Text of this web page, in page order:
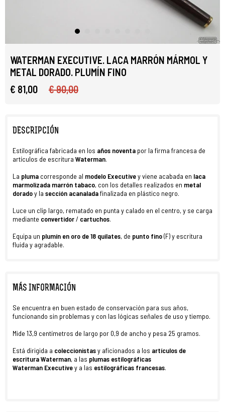
WATERMAN EXECUTIVE. LACA MARRÓN MÁRMOL Y
METAL DORADO. PLUMÍN FINO
€ 81,00
€ 90,00
DESCRIPCIÓN
Estilográfica fabricada en los años noventa por la firma francesa de
artículos de escritura Waterman.
La pluma corresponde al modelo Executivey viene acabada en laca
marmolizada marrón tabaco, con los detalles realizados en metal
doradoy la sección acanaladafinalizada en plástico negro.
Luce un clip largo, rematado en punta y calado en el centro, y se carga
mediante convertidor/ cartuchos.
Equipa un plumín en oro de 18 quilates, de punto fino(F) y escritura
fluida y agradable.
MÁS INFORMACIÓN
Se encuentra en buen estado de conservación para sus años,
funcionando sin problemas y con las lógicas señales de uso y tiempo.
Mide 13,9 centímetros de largo por 0,9 de ancho y pesa 25 gramos.
Está dirigida a coleccionistasy aficionados a los artículos de
escritura Waterman, a las plumas estilográficas
Waterman Executivey a las estilográficas francesas.